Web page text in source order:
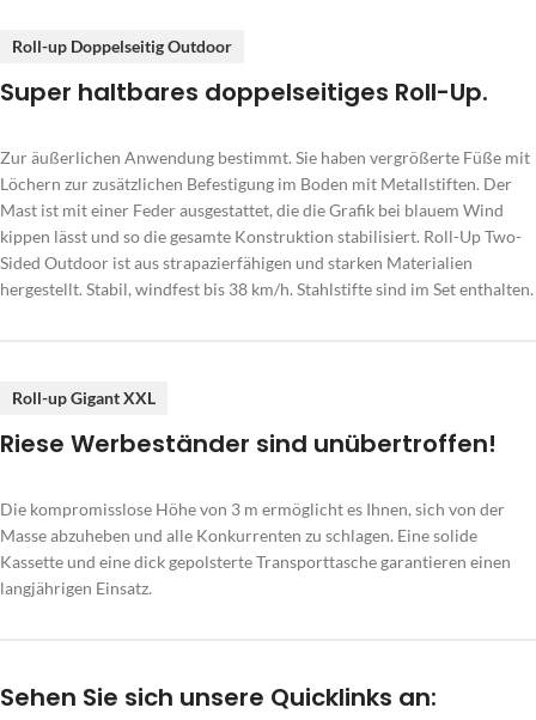
Roll-up Doppelseitig Outdoor
Super haltbares doppelseitiges Roll-Up.
Zur äußerlichen Anwendung bestimmt. Sie haben vergrößerte Füße mit
Löchern zur zusätzlichen Befestigung im Boden mit Metallstiften. Der
Mast ist mit einer Feder ausgestattet, die die Grafik bei blauem Wind
kippen lässt und so die gesamte Konstruktion stabilisiert. Roll-Up Two-
Sided Outdoor ist aus strapazierfähigen und starken Materialien
hergestellt. Stabil, windfest bis 38 km/h. Stahlstifte sind im Set enthalten.
Roll-up Gigant XXL
Riese Werbeständer sind unübertroffen!
Die kompromisslose Höhe von 3 m ermöglicht es Ihnen, sich von der
Masse abzuheben und alle Konkurrenten zu schlagen. Eine solide
Kassette und eine dick gepolsterte Transporttasche garantieren einen
langjährigen Einsatz.
Sehen Sie sich unsere Quicklinks an: